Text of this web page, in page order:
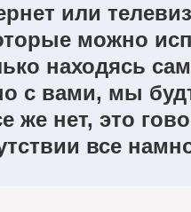
или
можно
находясь
с вами, мы
же нет, это
все